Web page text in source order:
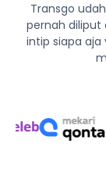
Transgo
pernah diliput
intip siapa aja